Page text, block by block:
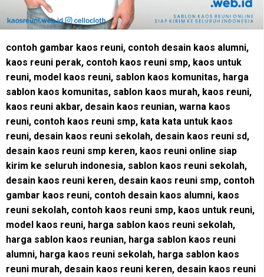
contoh gambar kaos reuni, contoh desain kaos alumni,
kaos reuni perak, contoh kaos reuni smp, kaos untuk
reuni, model kaos reuni, sablon kaos komunitas, harga
sablon kaos komunitas, sablon kaos murah, kaos reuni,
kaos reuni akbar, desain kaos reunian, warna kaos
reuni, contoh kaos reuni smp, kata kata untuk kaos
reuni, desain kaos reuni sekolah, desain kaos reuni sd,
desain kaos reuni smp keren, kaos reuni online siap
kirim ke seluruh indonesia, sablon kaos reuni sekolah,
desain kaos reuni keren, desain kaos reuni smp, contoh
gambar kaos reuni, contoh desain kaos alumni, kaos
reuni sekolah, contoh kaos reuni smp, kaos untuk reuni,
model kaos reuni, harga sablon kaos reuni sekolah,
harga sablon kaos reunian, harga sablon kaos reuni
alumni, harga kaos reuni sekolah, harga sablon kaos
reuni murah, desain kaos reuni keren, desain kaos reuni